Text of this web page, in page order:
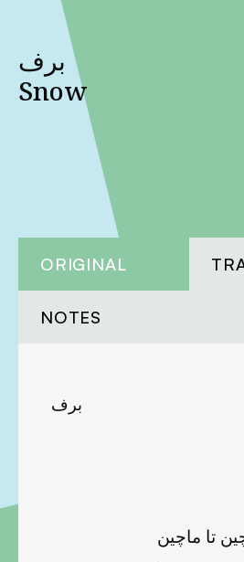
برف
Snow
ORIGINAL
NOTES
برف
تا ماچين